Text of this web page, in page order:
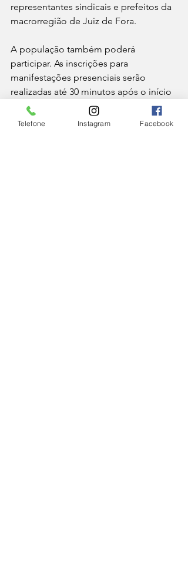
representantes sindicais e prefeitos da
macrorregião de Juiz de Fora.
A população também poderá
participar. As inscrições para
manifestações presenciais serão
realizadas até 30 minutos após o início
da audiência, no hall do Plenário da
Câmara. Perguntas e sugestões
Telefone Instagram Facebook